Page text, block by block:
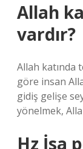
Allah
vardır?
Allah katında
göre insan
gidiş gelişe
yönelmek,
Hz İsa